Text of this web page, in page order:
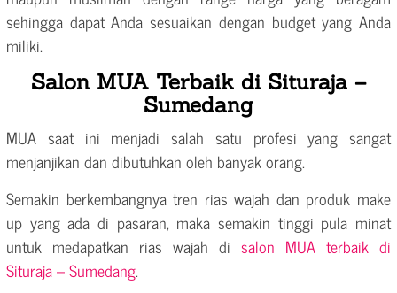
sehingga dapat Anda sesuaikan dengan budget yang Anda
miliki.
Salon MUA Terbaik di Situraja –
Sumedang
MUA saat ini menjadi salah satu profesi yang sangat
menjanjikan dan dibutuhkan oleh banyak orang.
Semakin berkembangnya tren rias wajah dan produk make
up yang ada di pasaran, maka semakin tinggi pula minat
untuk medapatkan rias wajah di salon MUA terbaik di
Situraja – Sumedang.